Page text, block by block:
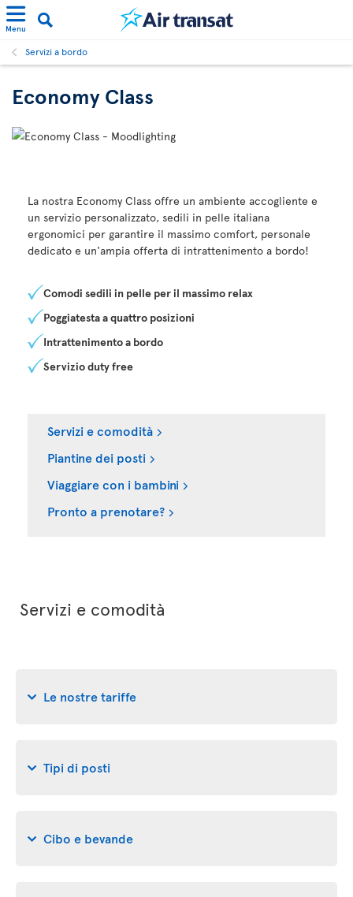
Menu
Servizi a bordo
Economy Class
La nostra Economy Class offre un ambiente accogliente e
un servizio personalizzato, sedili in pelle italiana
ergonomici per garantire il massimo comfort, personale
dedicato e un'ampia offerta di intrattenimento a bordo!
Comodi sedili in pelle per il massimo relax
Poggiatesta a quattro posizioni
Intrattenimento a bordo
Servizio duty free
Servizi e comodità
Piantine dei posti
Viaggiare con i bambini
Pronto a prenotare?
Servizi e comodità
Le nostre tariffe
Tipi di posti
Cibo e bevande